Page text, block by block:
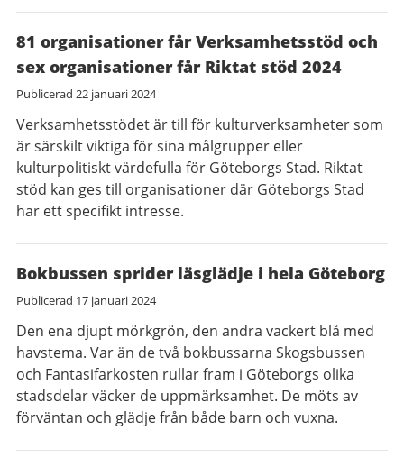
81 organisationer får Verksamhetsstöd och
sex organisationer får Riktat stöd 2024
Publicerad 22 januari 2024
Verksamhetsstödet är till för kulturverksamheter som
är särskilt viktiga för sina målgrupper eller
kulturpolitiskt värdefulla för Göteborgs Stad. Riktat
stöd kan ges till organisationer där Göteborgs Stad
har ett specifikt intresse.
Bokbussen sprider läsglädje i hela Göteborg
Publicerad 17 januari 2024
Den ena djupt mörkgrön, den andra vackert blå med
havstema. Var än de två bokbussarna Skogsbussen
och Fantasifarkosten rullar fram i Göteborgs olika
stadsdelar väcker de uppmärksamhet. De möts av
förväntan och glädje från både barn och vuxna.